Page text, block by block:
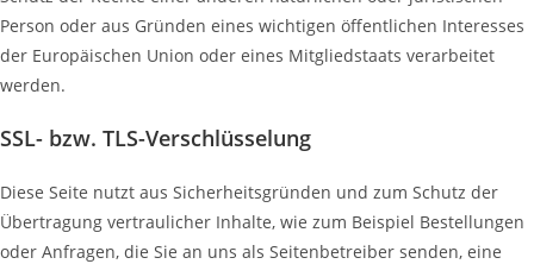
Person oder aus Gründen eines wichtigen öffentlichen Interesses
der Europäischen Union oder eines Mitgliedstaats verarbeitet
werden.
SSL- bzw. TLS-Verschlüsselung
Diese Seite nutzt aus Sicherheitsgründen und zum Schutz der
Übertragung vertraulicher Inhalte, wie zum Beispiel Bestellungen
oder Anfragen, die Sie an uns als Seitenbetreiber senden, eine